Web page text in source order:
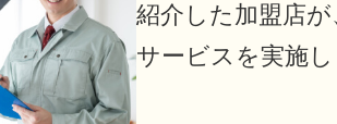
紹介した加盟店
サービスを実施